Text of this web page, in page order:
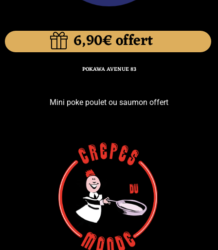
6,90€ offert
POKAWA AVENUE 83
Mini poke poulet ou saumon offert